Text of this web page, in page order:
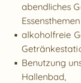
abendliches
Essensthemen
alkoholfreie
Benutzung
Hallenbad,